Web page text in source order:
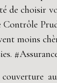
choisir
Contrôle
moins